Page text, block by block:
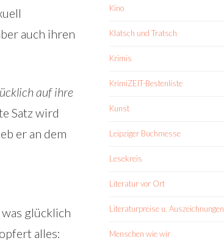
auch ihren
auf ihre
Satz wird
er an dem
glücklich
alles:
Kino
Klatsch und Tratsch
Krimis
KrimiZEIT-Bestenliste
Kunst
Leipziger Buchmesse
Lesekreis
Literatur vor Ort
Literaturpreise u. Auszeichnungen
Menschen wie wir